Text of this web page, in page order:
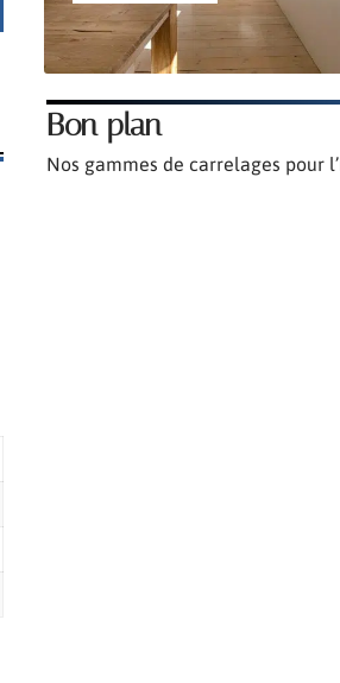
Bon plan
Nos gammes de carrelages pour